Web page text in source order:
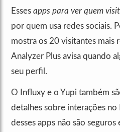
Esses apps para ver quem
por quem usa redes sociais.
mostra os 20 visitantes mais
Analyzer Plus avisa quando
seu perfil.
O Influxy e o Yupi também
detalhes sobre interações no
desses apps não são seguros